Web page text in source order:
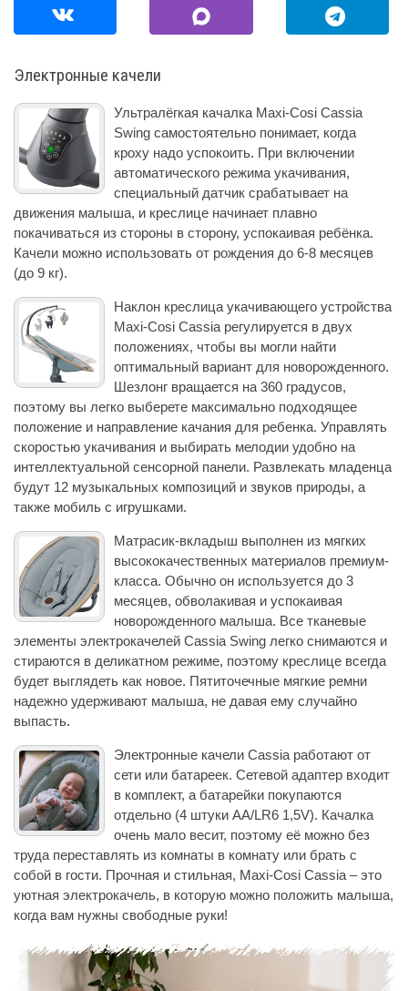
Электронные качели
Ультралёгкая качалка Maxi-Cosi Cassia
Swing самостоятельно понимает, когда
кроху надо успокоить. При включении
автоматического режима укачивания,
специальный датчик срабатывает на
движения малыша, и креслице начинает плавно
покачиваться из стороны в сторону, успокаивая ребёнка.
Качели можно использовать от рождения до 6-8 месяцев
(до 9 кг).
Наклон креслица укачивающего устройства
Maxi-Cosi Cassia регулируется в двух
положениях, чтобы вы могли найти
оптимальный вариант для новорожденного.
Шезлонг вращается на 360 градусов,
поэтому вы легко выберете максимально подходящее
положение и направление качания для ребенка. Управлять
скоростью укачивания и выбирать мелодии удобно на
интеллектуальной сенсорной панели. Развлекать младенца
будут 12 музыкальных композиций и звуков природы, а
также мобиль с игрушками.
Матрасик-вкладыш выполнен из мягких
высококачественных материалов премиум-
класса. Обычно он используется до 3
месяцев, обволакивая и успокаивая
новорожденного малыша. Все тканевые
элементы электрокачелей Cassia Swing легко снимаются и
стираются в деликатном режиме, поэтому креслице всегда
будет выглядеть как новое. Пятиточечные мягкие ремни
надежно удерживают малыша, не давая ему случайно
выпасть.
Электронные качели Cassia работают от
сети или батареек. Сетевой адаптер входит
в комплект, а батарейки покупаются
отдельно (4 штуки AA/LR6 1,5V). Качалка
очень мало весит, поэтому её можно без
труда переставлять из комнаты в комнату или брать с
собой в гости. Прочная и стильная, Maxi-Cosi Cassia – это
уютная электрокачель, в которую можно положить малыша,
когда вам нужны свободные руки!